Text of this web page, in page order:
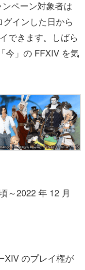
ペーン対象者は
インした日から
できます。しばら
今」の FFXIV を気
～2022 年 12 月
XIV のプレイ権が